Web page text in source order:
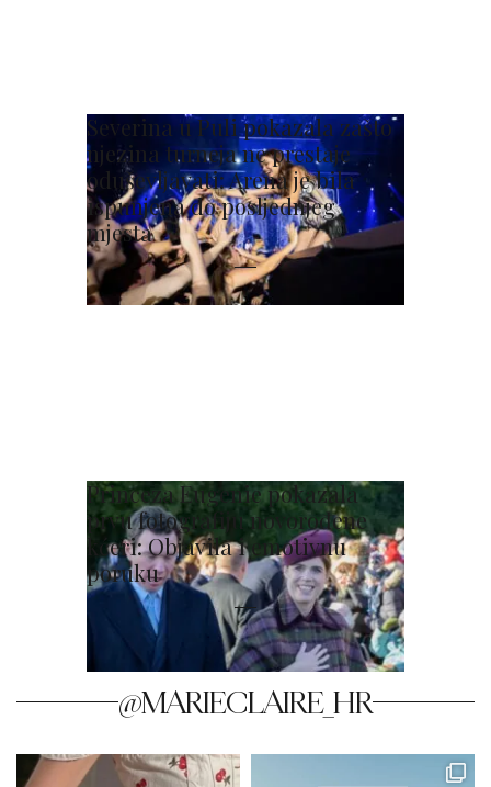
Severina u Puli pokazala zašto
njezina turneja ne prestaje
oduševljavati: Arena je bila
ispunjena do posljednjeg
mjesta
Princeza Eugenie pokazala
prvu fotografiju novorođene
kćeri: Objavila i emotivnu
poruku
@MARIECLAIRE_HR